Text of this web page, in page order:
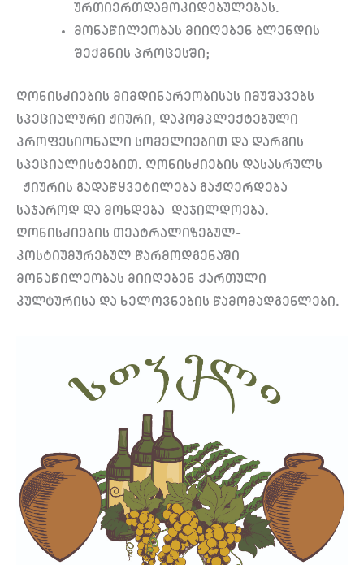
ურთიერთდამოკიდებულებას.
მონაწილეობას მიიღებენ ბლენდის
შექმნის პროცესში;
ღონისძიების მიმდინარეობისას იმუშავებს
სპეციალური ჟიური, დაკომპლექტებული
პროფესიონალი სომელიებით და დარგის
სპეციალისტებით. ღონისძიების დასასრულს
ჟიურის გადაწყვეტილება გაჟღერდება
საჯაროდ და მოხდება დაჯილდოება.
ღონისძიების თეატრალიზებულ-
კოსტიუმურებულ წარმოდგენაში
მონაწილეობას მიიღებენ ქართული
კულტურისა და ხელოვნების წამომადგენლები.